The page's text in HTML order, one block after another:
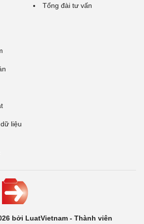
Tổng đài tư vấn
liệu
bởi LuatVietnam - Thành viên